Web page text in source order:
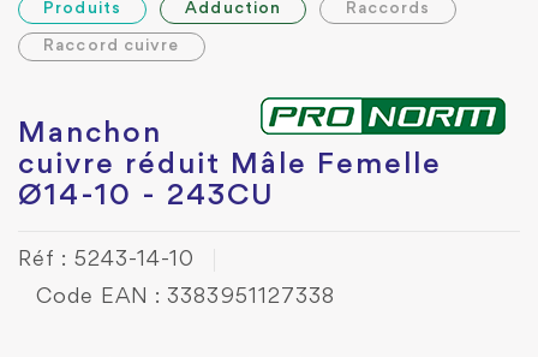
Produits Adduction Raccords
Raccord cuivre
Manchon
cuivre réduit Mâle Femelle
Ø14-10 - 243CU
Réf : 5243-14-10
Code EAN : 3383951127338